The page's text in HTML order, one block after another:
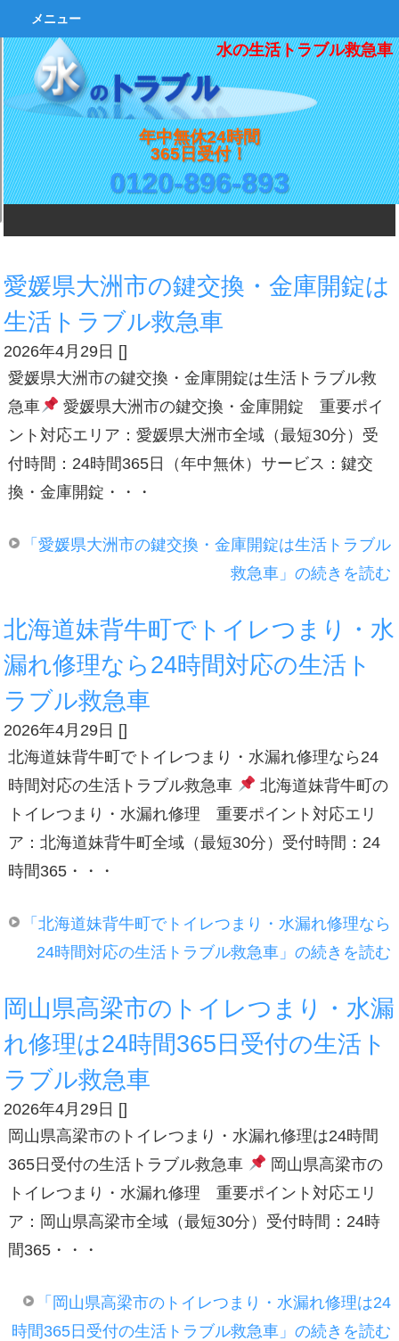
水の生活トラブル救急車
年中無休24時間
365日受付！
0120-896-893
メニュー
愛媛県大洲市の鍵交換・金庫開錠は
生活トラブル救急車
2026年4月29日 []
愛媛県大洲市の鍵交換・金庫開錠は生活トラブル救
急車
愛媛県大洲市の鍵交換・金庫開錠 重要ポイ
ント対応エリア：愛媛県大洲市全域（最短30分）受
付時間：24時間365日（年中無休）サービス：鍵交
換・金庫開錠・・・
「愛媛県大洲市の鍵交換・金庫開錠は生活トラブル
救急車」の続きを読む
北海道妹背牛町でトイレつまり・水
漏れ修理なら24時間対応の生活ト
ラブル救急車
2026年4月29日 []
北海道妹背牛町でトイレつまり・水漏れ修理なら24
時間対応の生活トラブル救急車
北海道妹背牛町の
トイレつまり・水漏れ修理 重要ポイント対応エリ
ア：北海道妹背牛町全域（最短30分）受付時間：24
時間365・・・
「北海道妹背牛町でトイレつまり・水漏れ修理なら
24時間対応の生活トラブル救急車」の続きを読む
岡山県高梁市のトイレつまり・水漏
れ修理は24時間365日受付の生活ト
ラブル救急車
2026年4月29日 []
岡山県高梁市のトイレつまり・水漏れ修理は24時間
365日受付の生活トラブル救急車
岡山県高梁市の
トイレつまり・水漏れ修理 重要ポイント対応エリ
ア：岡山県高梁市全域（最短30分）受付時間：24時
間365・・・
「岡山県高梁市のトイレつまり・水漏れ修理は24
時間365日受付の生活トラブル救急車」の続きを読む